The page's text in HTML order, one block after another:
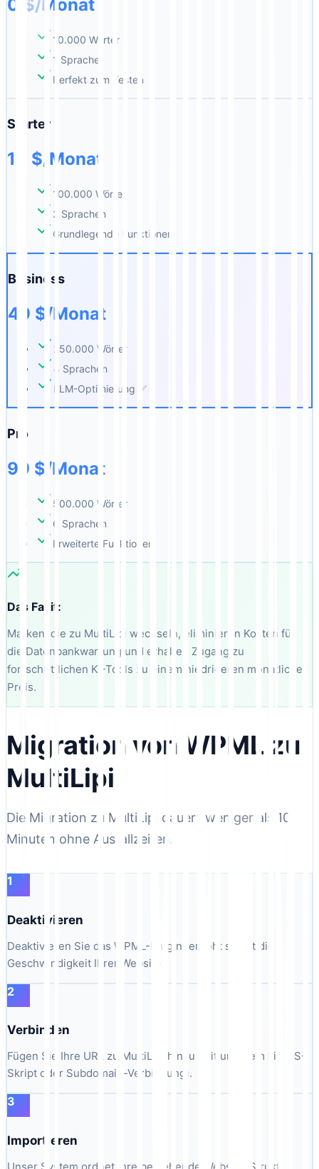
0 $/Monat
10.000 Wörter
1 Sprache
Perfekt zum Testen
Starter
19 $/Monat
100.000 Wörter
2 Sprachen
Grundlegende Funktionen
Business
49 $/Monat
250.000 Wörter
4 Sprachen
LLM-Optimierung ✅
Pro
99 $/Monat
500.000 Wörter
6 Sprachen
Erweiterte Funktionen
Das Fazit:
Marken, die zu MultiLipi wechseln, eliminieren Kosten für
die Datenbankwartung und erhalten Zugang zu
fortschrittlichen KI-Tools zu einem niedrigeren monatlichen
Preis.
Migration von WPML zu
MultiLipi
Die Migration zu MultiLipi dauert weniger als 10
Minuten ohne Ausfallzeiten.
1
Deaktivieren
Deaktivieren Sie das WPML-Plugin (erhöht sofort die
Geschwindigkeit Ihrer Website).
2
Verbinden
Fügen Sie Ihre URL zu MultiLipi hinzu (mit unserem LiveJS-
Skript oder Subdomain-Verbindung).
3
Importieren